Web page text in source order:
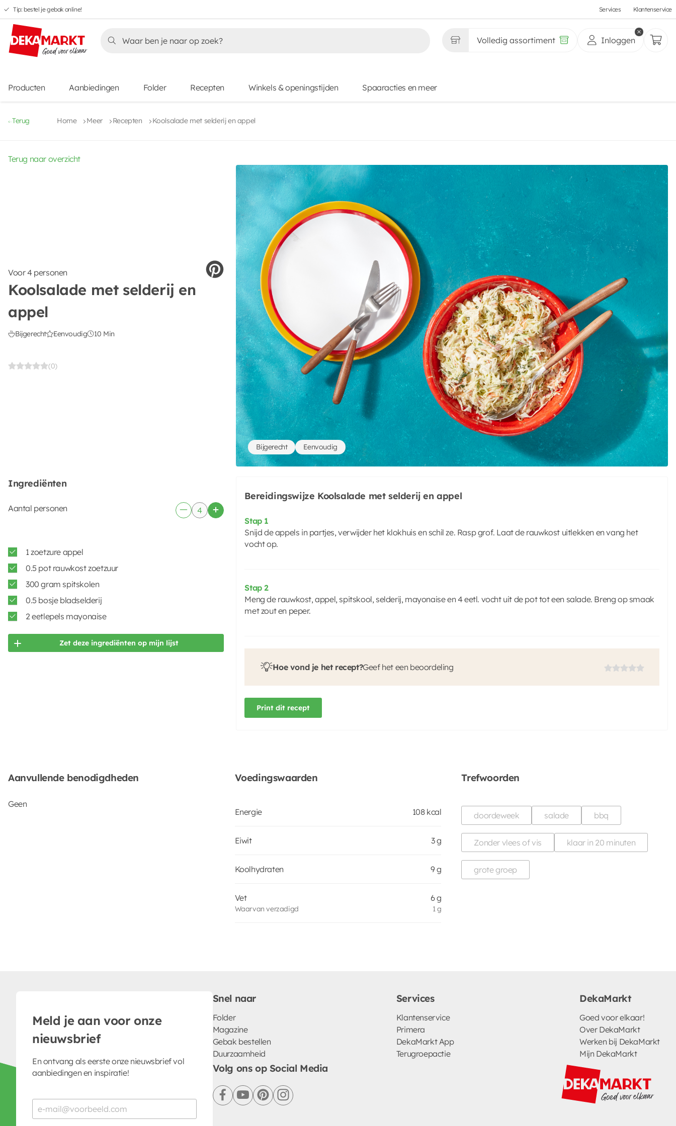
Overslaan
naar
hoofdnavigatie
Overslaan
naar
hoofdinhoud
Overslaan
naar
voettekstinhoud
Overslaan
naar
aanbiedingen
Tip: bestel je gebak online! Services Klantenservice
Volledig assortiment Inloggen
Producten Aanbiedingen Folder Recepten Winkels & openingstijden Spaaracties en meer
Terug Home Meer Recepten Koolsalade met selderij en appel
Terug naar overzicht
Voor 4 personen
Koolsalade met selderij en
appel
Bijgerecht Eenvoudig 10 Min
(0)
Bijgerecht Eenvoudig
Ingrediënten
Aantal personen
1 zoetzure appel
0.5 pot rauwkost zoetzuur
300 gram spitskolen
0.5 bosje bladselderij
2 eetlepels mayonaise
Zet deze ingrediënten op mijn lijst
Bereidingswijze Koolsalade met selderij en appel
Stap 1
Snijd de appels in partjes, verwijder het klokhuis en schil ze. Rasp grof. Laat de rauwkost uitlekken en vang het
vocht op.
Stap 2
Meng de rauwkost, appel, spitskool, selderij, mayonaise en 4 eetl. vocht uit de pot tot een salade. Breng op smaak
met zout en peper.
Hoe vond je het recept?Geef het een beoordeling
Print dit recept
Aanvullende benodigdheden
Geen
Voedingswaarden
Energie 108 kcal
Eiwit 3 g
Koolhydraten 9 g
Vet 6 g
Waarvan verzadigd 1 g
Trefwoorden
doordeweek salade bbq
Zonder vlees of vis klaar in 20 minuten
grote groep
Meld je aan voor onze
nieuwsbrief
En ontvang als eerste onze nieuwsbrief vol
aanbiedingen en inspiratie!
Snel naar
Folder
Magazine
Gebak bestellen
Duurzaamheid
Services
Klantenservice
Primera
DekaMarkt App
Terugroepactie
DekaMarkt
Goed voor elkaar!
Over DekaMarkt
Werken bij DekaMarkt
Mijn DekaMarkt
Volg ons op Social Media
facebookyoutubepinterestinstagram